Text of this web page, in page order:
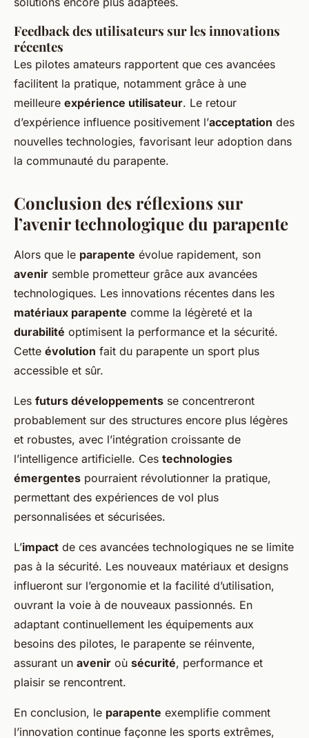
Feedback des utilisateurs sur les innovations
récentes
Les pilotes amateurs rapportent que ces avancées
facilitent la pratique, notamment grâce à une
meilleure expérience utilisateur. Le retour
d’expérience influence positivement l’acceptation des
nouvelles technologies, favorisant leur adoption dans
la communauté du parapente.
Conclusion des réflexions sur
l’avenir technologique du parapente
Alors que le parapente évolue rapidement, son
avenir semble prometteur grâce aux avancées
technologiques. Les innovations récentes dans les
matériaux parapente comme la légèreté et la
durabilité optimisent la performance et la sécurité.
Cette évolution fait du parapente un sport plus
accessible et sûr.
Les futurs développements se concentreront
probablement sur des structures encore plus légères
et robustes, avec l’intégration croissante de
l’intelligence artificielle. Ces technologies
émergentes pourraient révolutionner la pratique,
permettant des expériences de vol plus
personnalisées et sécurisées.
L’impact de ces avancées technologiques ne se limite
pas à la sécurité. Les nouveaux matériaux et designs
influeront sur l’ergonomie et la facilité d’utilisation,
ouvrant la voie à de nouveaux passionnés. En
adaptant continuellement les équipements aux
besoins des pilotes, le parapente se réinvente,
assurant un avenir où sécurité, performance et
plaisir se rencontrent.
En conclusion, le parapente exemplifie comment
l’innovation continue façonne les sports extrêmes,